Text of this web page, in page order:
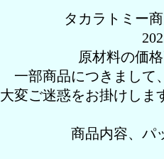
タカラトミー
原材料の価
一部商品につきまして
大変ご迷惑をお掛けしま
商品内容、パ